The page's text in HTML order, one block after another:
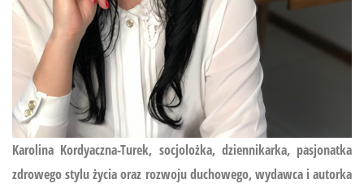
Karolina Kordyaczna-Turek, socjolożka, dziennikarka, pasjonatka
zdrowego stylu życia oraz rozwoju duchowego, wydawca i autorka